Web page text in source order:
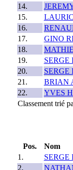
14.
15.
16.
17.
GINO
18.
19.
SERGE
20.
21.
BRIAN
22.
YVES
Classement trié
Pos.
Nom
1.
SERGE
2.